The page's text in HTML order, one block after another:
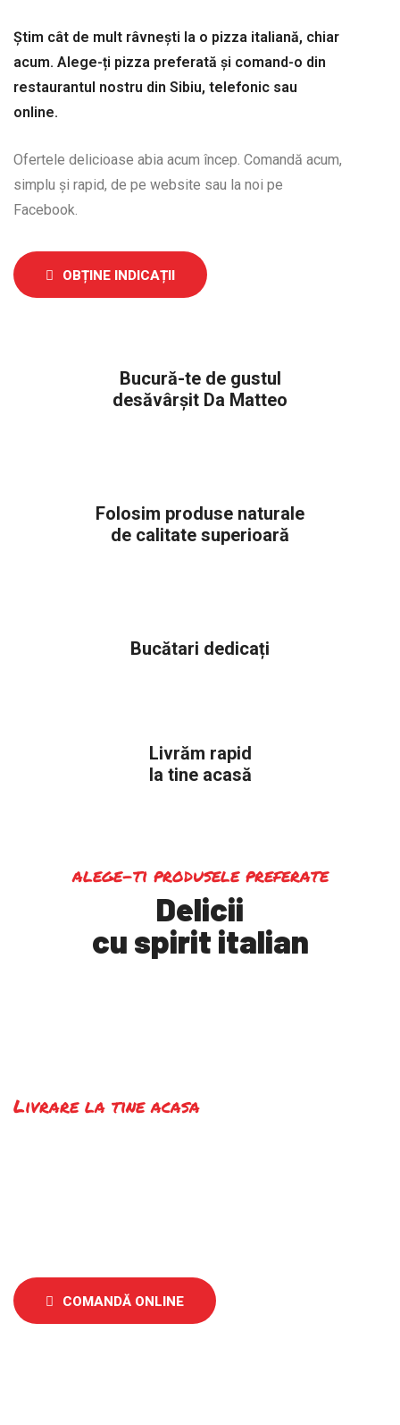
Știm cât de mult râvnești la o pizza italiană, chiar
acum. Alege-ți pizza preferată și comand-o din
restaurantul nostru din Sibiu, telefonic sau
online.
Ofertele delicioase abia acum încep. Comandă acum,
simplu și rapid, de pe website sau la noi pe
Facebook.
OBȚINE INDICAȚII
Bucură-te de gustul
desăvârșit Da Matteo
Folosim produse naturale
de calitate superioară
Bucătari dedicați
Livrăm rapid
la tine acasă
alege-ti produsele preferate
Delicii
cu spirit italian
Livrare la tine acasa
COMANDĂ ONLINE